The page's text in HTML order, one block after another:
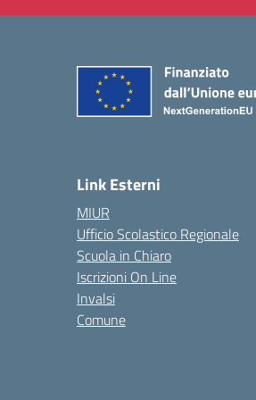
Link Esterni
MIUR
Ufficio Scolastico Regionale
Scuola in Chiaro
Iscrizioni On Line
Invalsi
Comune